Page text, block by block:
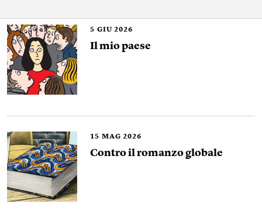
5 GIU 2026
Il mio paese
15 MAG 2026
Contro il romanzo globale